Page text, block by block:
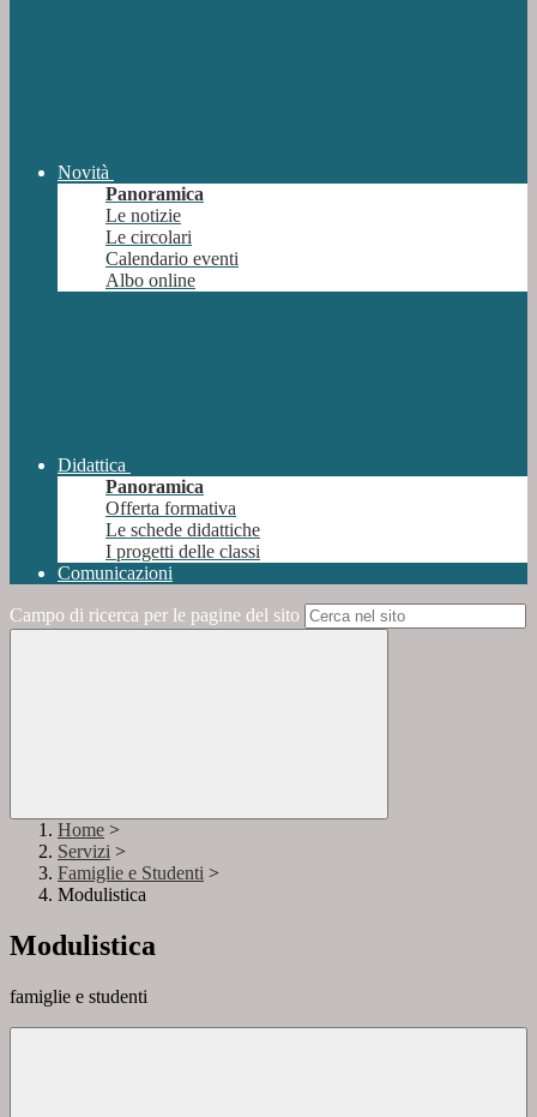
Novità
Panoramica
Le notizie
Le circolari
Calendario eventi
Albo online
Didattica
Panoramica
Offerta formativa
Le schede didattiche
I progetti delle classi
Comunicazioni
Campo di ricerca per le pagine del sito
Home >
Servizi >
Famiglie e Studenti >
Modulistica
Modulistica
famiglie e studenti